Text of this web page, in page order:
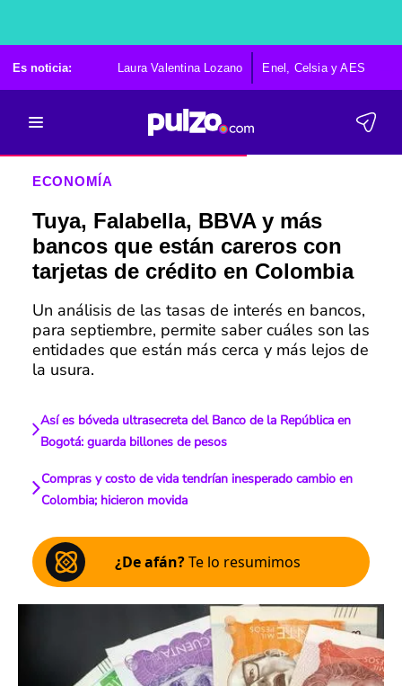
Es noticia: Laura Valentina Lozano Enel, Celsia y AES
ECONOMÍA
Tuya, Falabella, BBVA y más
bancos que están careros con
tarjetas de crédito en Colombia
Un análisis de las tasas de interés en bancos,
para septiembre, permite saber cuáles son las
entidades que están más cerca y más lejos de
la usura.
Así es bóveda ultrasecreta del Banco de la República en
Bogotá: guarda billones de pesos
Compras y costo de vida tendrían inesperado cambio en
Colombia; hicieron movida
¿De afán?Te lo resumimos